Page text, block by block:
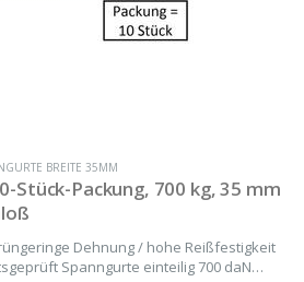
BREITE 35MM
Stück-Packung, 700 kg, 35 mm
Dehnung / hohe Reißfestigkeit
Spanngurte einteilig 700 daN